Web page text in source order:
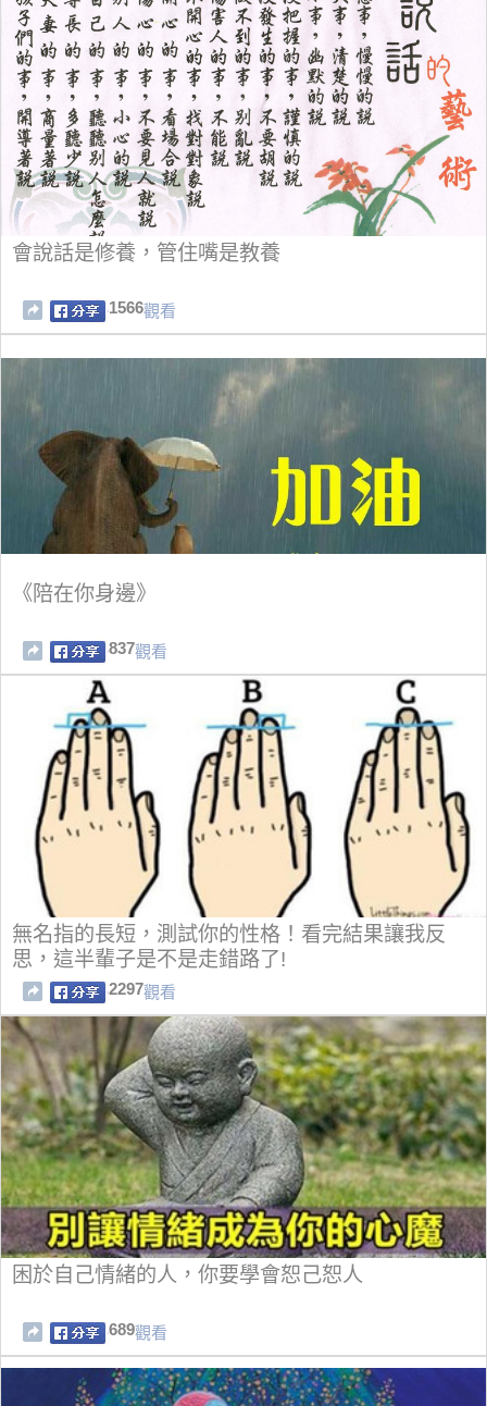
會說話是修養，管住嘴是教養
1566觀看
《陪在你身邊》
837觀看
無名指的長短，測試你的性格！看完結果讓我反
思，這半輩子是不是走錯路了!
2297觀看
困於自己情緒的人，你要學會恕己恕人
689觀看